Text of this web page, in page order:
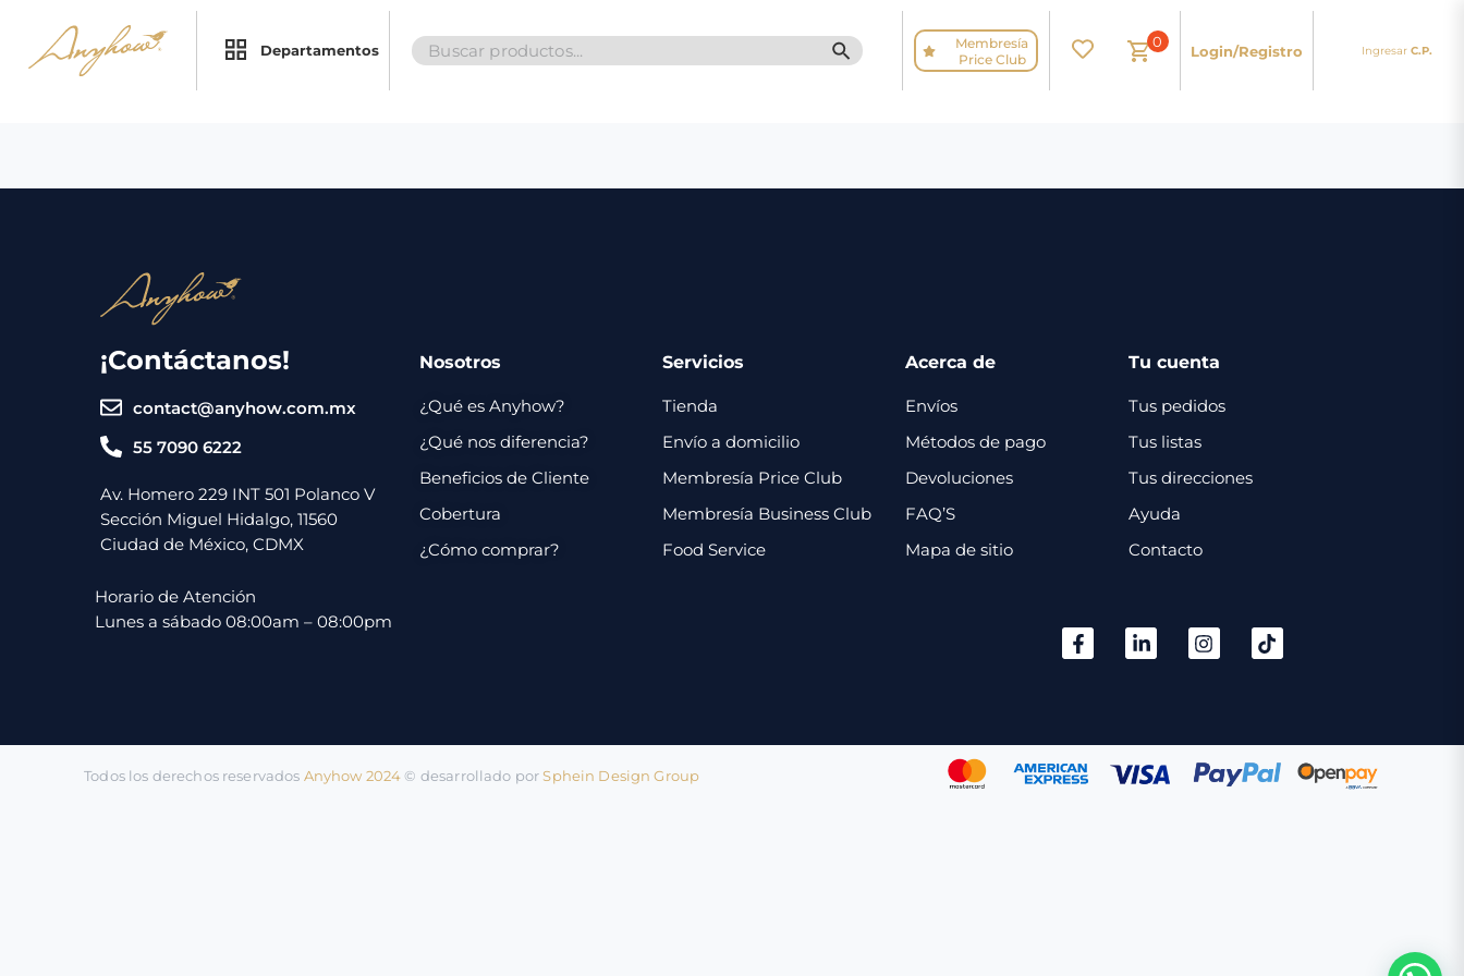
Departamentos
Search
for:
SEARCH BUTTON
Membresía
Price Club
0
Login/Registro Ingresar C.P.
¡Contáctanos!
contact@anyhow.com.mx
55 7090 6222
Av. Homero 229 INT 501 Polanco V
Sección Miguel Hidalgo, 11560
Ciudad de México, CDMX
Nosotros
¿Qué es Anyhow?
¿Qué nos diferencia?
Beneficios de Cliente
Cobertura
¿Cómo comprar?
Servicios
Tienda
Envío a domicilio
Membresía Price Club
Membresía Business Club
Food Service
Acerca de
Envíos
Métodos de pago
Devoluciones
FAQ’S
Mapa de sitio
Tu cuenta
Tus pedidos
Tus listas
Tus direcciones
Ayuda
Contacto
Horario de Atención
Lunes a sábado 08:00am – 08:00pm
Todos los derechos reservados Anyhow 2024©️ desarrollado porSphein Design Group
Promociones
Servicios
Envíos
Métodos
Contacto
Inicio
Regalos
Contacto